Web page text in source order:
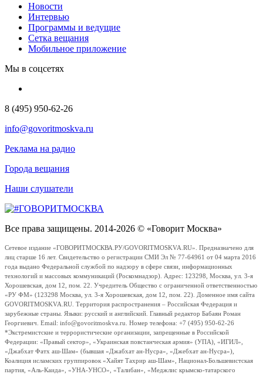
Новости
Интервью
Программы и ведущие
Сетка вещания
Мобильное приложение
Мы в соцсетях
8 (495) 950-62-26
info@govoritmoskva.ru
Реклама на радио
Города вещания
Наши слушатели
Все права защищены. 2014-2026 © «Говорит Москва»
Сетевое издание «ГОВОРИТМОСКВА.РУ/GOVORITMOSKVA.RU». Предназначено для
лиц старше 16 лет. Свидетельство о регистрации СМИ Эл № 77-64961 от 04 марта 2016
года выдано Федеральной службой по надзору в сфере связи, информационных
технологий и массовых коммуникаций (Роскомнадзор). Адрес: 123298, Москва, ул. 3-я
Хорошевская, дом 12, пом. 22. Учредитель Общество с ограниченной ответственностью
«РУ ФМ» (123298 Москва, ул. 3-я Хорошевская, дом 12, пом. 22). Доменное имя сайта
GOVORITMOSKVA.RU. Территория распространения – Российская Федерация и
зарубежные страны. Языки: русский и английский. Главный редактор Бабаян Роман
Георгиевич. Email: info@govoritmoskva.ru. Номер телефона: +7 (495) 950-62-26
*Экстремистские и террористические организации, запрещенные в Российской
Федерации: «Правый сектор», «Украинская повстанческая армия» (УПА), «ИГИЛ»,
«Джабхат Фатх аш-Шам» (бывшая «Джабхат ан-Нусра», «Джебхат ан-Нусра»),
Коалиция исламских группировок «Хайят Тахрир аш-Шам», Национал-Большевистская
партия, «Аль-Каида», «УНА-УНСО», «Талибан», «Меджлис крымско-татарского